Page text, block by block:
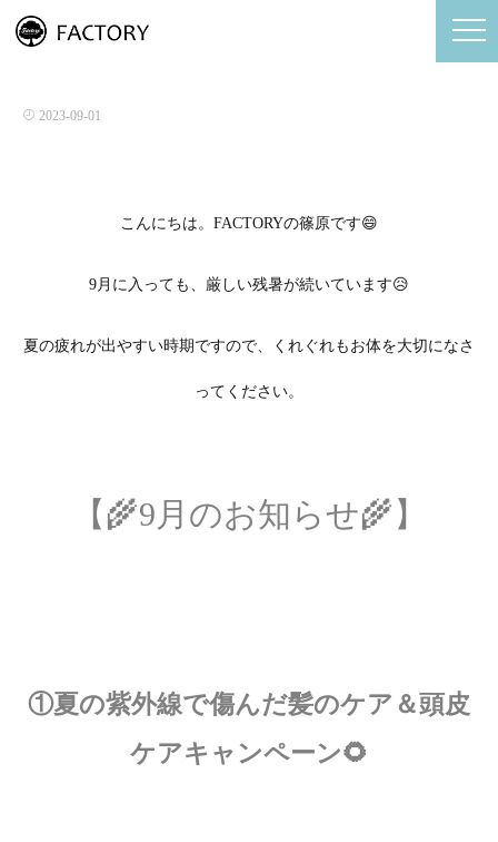
2023-09-01
こんにちは。FACTORYの篠原です😄
9月に入っても、厳しい残暑が続いています😥
夏の疲れが出やすい時期ですので、くれぐれもお体を大切になさ
ってください。
【🌾9月のお知らせ🌾】
①夏の紫外線で傷んだ髪のケア＆頭皮
ケアキャンペーン🌻